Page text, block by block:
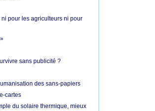
pour les agriculteurs ni pour
sans publicité ?
des sans-papiers
cartes
du solaire thermique, mieux